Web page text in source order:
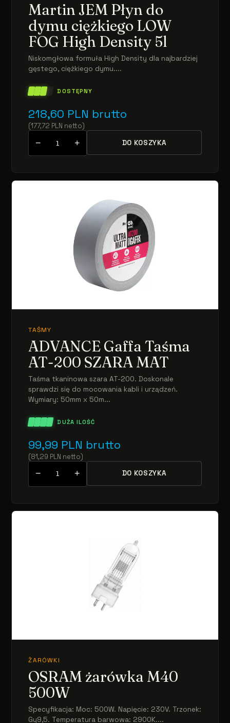
Martin JEM Płyn do
dymu ciężkiego LOW
FOG High Density 5l
Niskomgłowa formuła High Density dla najbardziej
gęstego, ciężkiego dymu....
DOSTĘPNY
218,60 PLN brutto
(177,72 PLN netto)
− + DO KOSZYKA
TAŚMY
ADVANCE Gaffa Taśma
AT-200 SZARA MAT
Taśma tkaninowa szara AT-200. Doskonale
sprawdzi się do mocowania kabli i urządzeń.
Wymiary: 50mm x 50m...
DUŻA ILOŚĆ
99,99 PLN brutto
(81,29 PLN netto)
− + DO KOSZYKA
ŻARÓWKI
OSRAM żarówka M40
500W
Specyfikacja: Moc: 500W. Napięcie: 230V. Trzonek:
Gy9,5. Temperatura barwowa: 2900K....